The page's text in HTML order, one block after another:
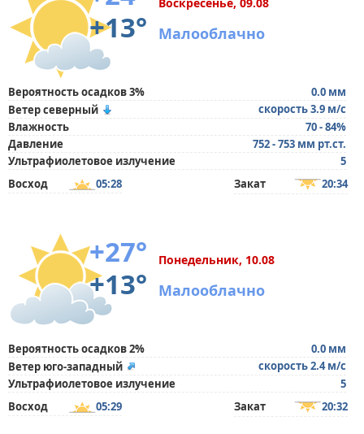
+13°
Малооблачно
Вероятность осадков 3%
0.0 мм
Ветер северный
скорость 3.9 м/с
Влажность
70 - 84%
Давление
752 - 753 мм рт.ст.
Ультрафиолетовое излучение
5
Восход
05:28 Закат 20:34
+27°
+13°
Понедельник, 10.08
Малооблачно
Вероятность осадков 2%
0.0 мм
Ветер юго-западный
скорость 2.4 м/с
Ультрафиолетовое излучение
5
Восход
05:29 Закат 20:32